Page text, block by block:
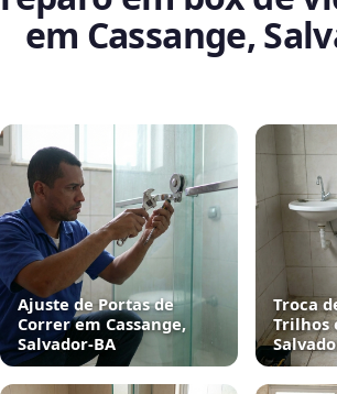
em Cassange,
Ajuste de Portas de
Correr em Cassange,
Salvador‑BA
Troca
Trilhos